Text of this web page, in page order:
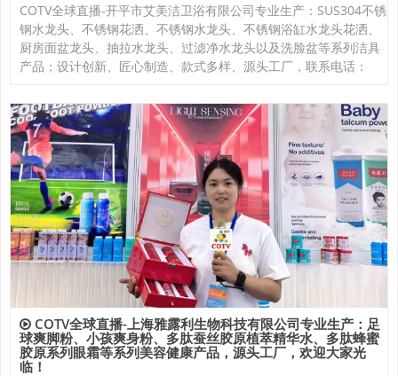
COTV全球直播-开平市艾美洁卫浴有限公司专业生产：SUS304不锈
钢水龙头、不锈钢花洒、不锈钢水龙头、不锈钢浴缸水龙头花洒、
厨房面盆龙头、抽拉水龙头、过滤净水龙头以及洗脸盆等系列洁具
产品；设计创新、匠心制造、款式多样、源头工厂，联系电话：
COTV全球直播-上海雅露利生物科技有限公司专业生产：足
球爽脚粉、小孩爽身粉、多肽蚕丝胶原植萃精华水、多肽蜂蜜
胶原系列眼霜等系列美容健康产品，源头工厂，欢迎大家光
临！